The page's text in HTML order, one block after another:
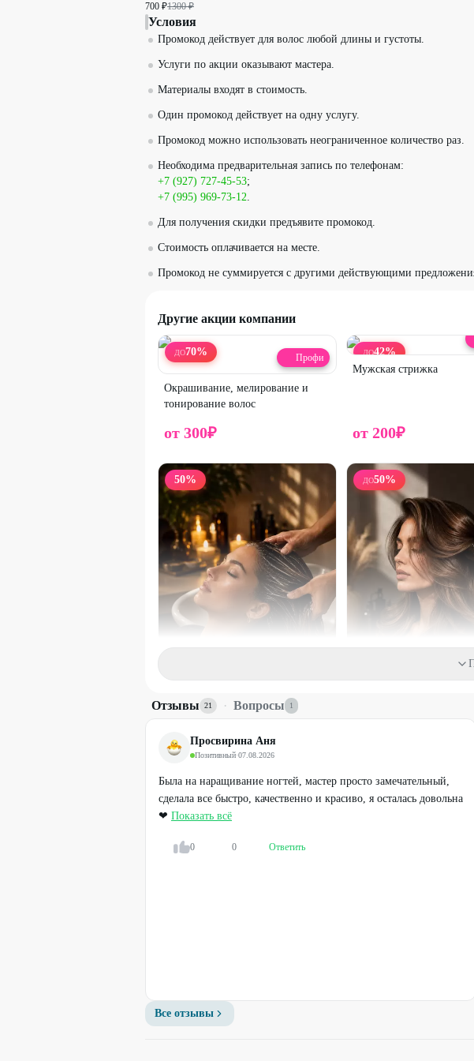
700 ₽1300 ₽
Условия
Промокод действует для волос любой длины и густоты.
Услуги по акции оказывают мастера.
Материалы входят в стоимость.
Один промокод действует на одну услугу.
Промокод можно использовать неограниченное количество раз.
Необходима предварительная запись по телефонам:
+7 (927) 727-45-53;
+7 (995) 969-73-12.
Для получения скидки предъявите промокод.
Стоимость оплачивается на месте.
Промокод не суммируется с другими действующими
Другие акции компании
ДО70% Профи
Окрашивание, мелирование и
тонирование волос
от 300₽
ДО42%
Мужская стрижка
от 200₽
50%
SPA-уход для волос
250 ₽500₽
ДО50%
Базовый курс «Парикмахер-
Отзывы 21 · Вопросы 1
Просвирина Аня
Позитивный·07.08.2026
Была на наращивание ногтей, мастер просто замечательный,
сделала все быстро, качественно и красиво, я осталась довольна
❤ Показать всё
0 0 Ответить
Все отзывы